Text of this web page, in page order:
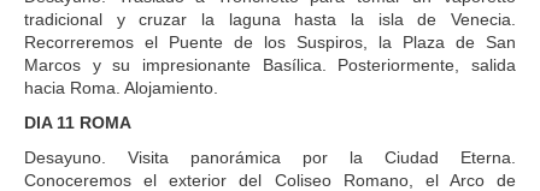
tradicional y cruzar la laguna hasta la isla de Venecia.
Recorreremos el Puente de los Suspiros, la Plaza de San
Marcos y su impresionante Basílica. Posteriormente, salida
hacia Roma. Alojamiento.
DIA 11 ROMA
Desayuno. Visita panorámica por la Ciudad Eterna.
Conoceremos el exterior del Coliseo Romano, el Arco de